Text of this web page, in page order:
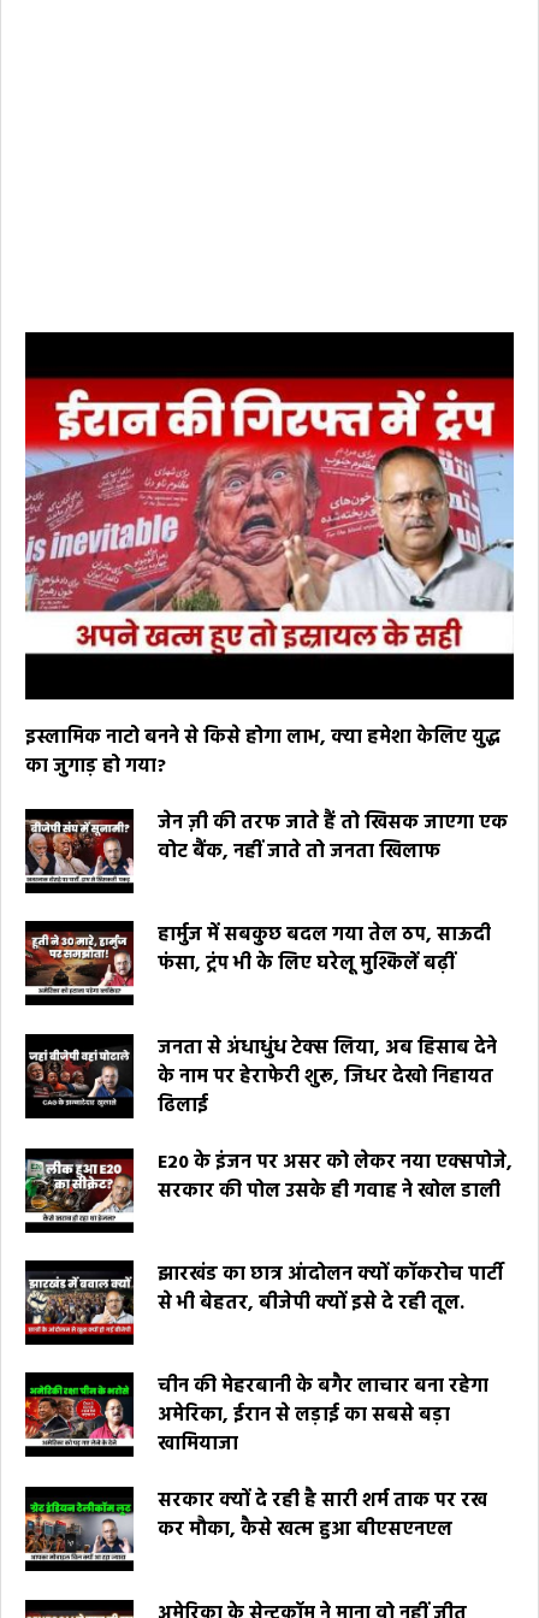
इस्लामिक नाटो बनने से किसे होगा लाभ, क्या हमेशा केलिए युद्ध
का जुगाड़ हो गया?
जेन ज़ी की तरफ जाते हैं तो खिसक जाएगा एक
वोट बैंक, नहीं जाते तो जनता खिलाफ
हार्मुज में सबकुछ बदल गया तेल ठप, साऊदी
फंसा, ट्रंप भी के लिए घरेलू मुश्किलें बढ़ीं
जनता से अंधाधुंध टेक्स लिया, अब हिसाब देने
के नाम पर हेराफेरी शुरू, जिधर देखो निहायत
ढिलाई
E20 के इंजन पर असर को लेकर नया एक्सपोजे,
सरकार की पोल उसके ही गवाह ने खोल डाली
झारखंड का छात्र आंदोलन क्यों कॉकरोच पार्टी
से भी बेहतर, बीजेपी क्यों इसे दे रही तूल.
चीन की मेहरबानी के बगैर लाचार बना रहेगा
अमेरिका, ईरान से लड़ाई का सबसे बड़ा
खामियाजा
सरकार क्यों दे रही है सारी शर्म ताक पर रख
कर मौका, कैसे खत्म हुआ बीएसएनएल